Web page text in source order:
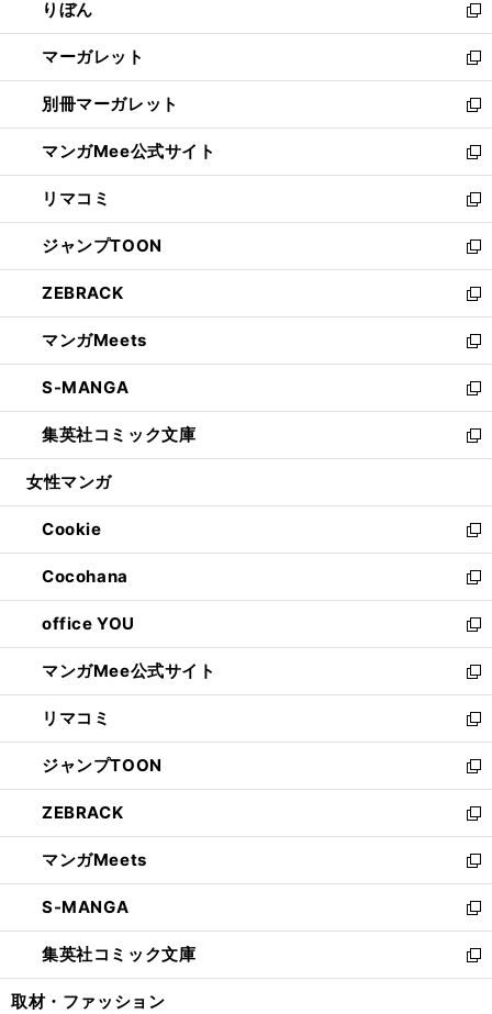
く
で
開
く
ド
ウ
で
開
く
ィ
ン
ド
ウ
で
開
く
りぼん
新
し
い
ウ
ィ
ン
ド
ウ
で
開
く
マーガレット
新
し
い
ウ
ィ
ン
ド
ウ
で
開
く
別冊マーガレット
新
し
い
ウ
ィ
ン
ド
ウ
で
開
く
マンガMee公式サイト
新
し
い
ウ
ィ
ン
ド
ウ
で
開
く
リマコミ
新
し
い
ウ
ィ
ン
ド
ウ
で
開
く
ジャンプTOON
新
し
い
ウ
ィ
ン
ド
ウ
で
開
ZEBRACK
新
し
い
ウ
ィ
ン
ド
ウ
開
く
マンガMeets
新
し
い
ウ
ィ
ン
ウ
で
開
く
S-MANGA
新
し
い
ウ
ン
ド
ウ
で
開
く
集英社コミック文庫
新
し
ウ
ィ
ン
ド
ウ
で
開
く
女性マンガ
Cookie
新
し
い
ウ
ィ
ン
ド
ウ
で
開
く
Cocohana
新
し
い
ウ
ィ
ン
ド
ウ
で
開
く
office YOU
新
し
い
ウ
ィ
ン
ド
ウ
で
開
く
マンガMee公式サイト
新
し
い
ウ
ィ
ン
ド
ウ
で
開
く
リマコミ
新
し
い
ウ
ィ
ン
ド
ウ
で
開
く
ジャンプTOON
新
し
い
ウ
ィ
ン
ド
ウ
で
開
ZEBRACK
新
し
い
ウ
ィ
ン
ド
ウ
マンガMeets
新
し
い
ウ
ィ
ン
S-MANGA
新
し
い
ウ
集英社コミック文庫
新
し
取材・ファッション